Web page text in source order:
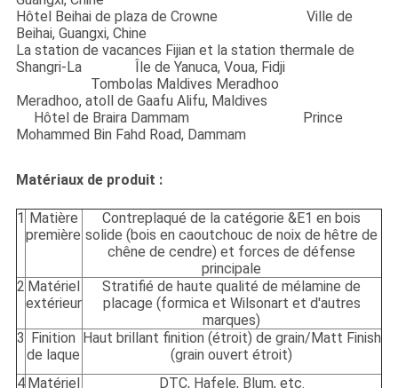
Hôtel Beihai de plaza de Crowne Ville de
Beihai, Guangxi, Chine
La station de vacances Fijian et la station thermale de
Shangri-La Île de Yanuca, Voua, Fidji
Tombolas Maldives Meradhoo
Meradhoo, atoll de Gaafu Alifu, Maldives
Hôtel de Braira Dammam Prince
Mohammed Bin Fahd Road, Dammam
Matériaux de produit :
1 Matière
première
Contreplaqué de la catégorie &E1 en bois
solide (bois en caoutchouc de noix de hêtre de
chêne de cendre) et forces de défense
principale
2 Matériel
extérieur
Stratifié de haute qualité de mélamine de
placage (formica et Wilsonart et d'autres
marques)
3
Finition
de laque
Haut brillant finition (étroit) de grain/Matt Finish
(grain ouvert étroit)
4 Matériel DTC, Hafele, Blum, etc.